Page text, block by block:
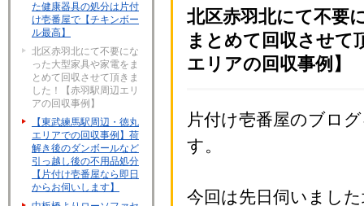
北区赤羽北にて不要
まとめて回収させて
エリアの回収事例】
片付け壱番屋のブロ
す。
今回は先日伺いまし
た健康器具の処分は片付
け壱番屋で【チキンボー
ル最高】
北区赤羽北にて不要にな
った大型家具や家電をま
とめて回収させて頂きま
した！【赤羽駅周辺エリ
アの回収事例】
【東武練馬駅周辺・徳丸
エリアでの回収事例】荷
解き後のダンボールなど
引っ越し後の不用品処分
【片付け壱番屋なら即日
からお伺いします】